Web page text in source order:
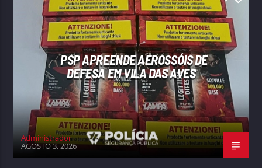
PSP APREENDE AEROSSÓIS DE
DEFESA EM VILA DAS AVES
Administrador
AGOSTO 3, 2026